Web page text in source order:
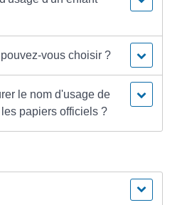
vous choisir ?
le nom d'usage de
papiers officiels ?